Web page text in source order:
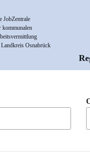
JobZentrale
kommunalen
Osnabrück